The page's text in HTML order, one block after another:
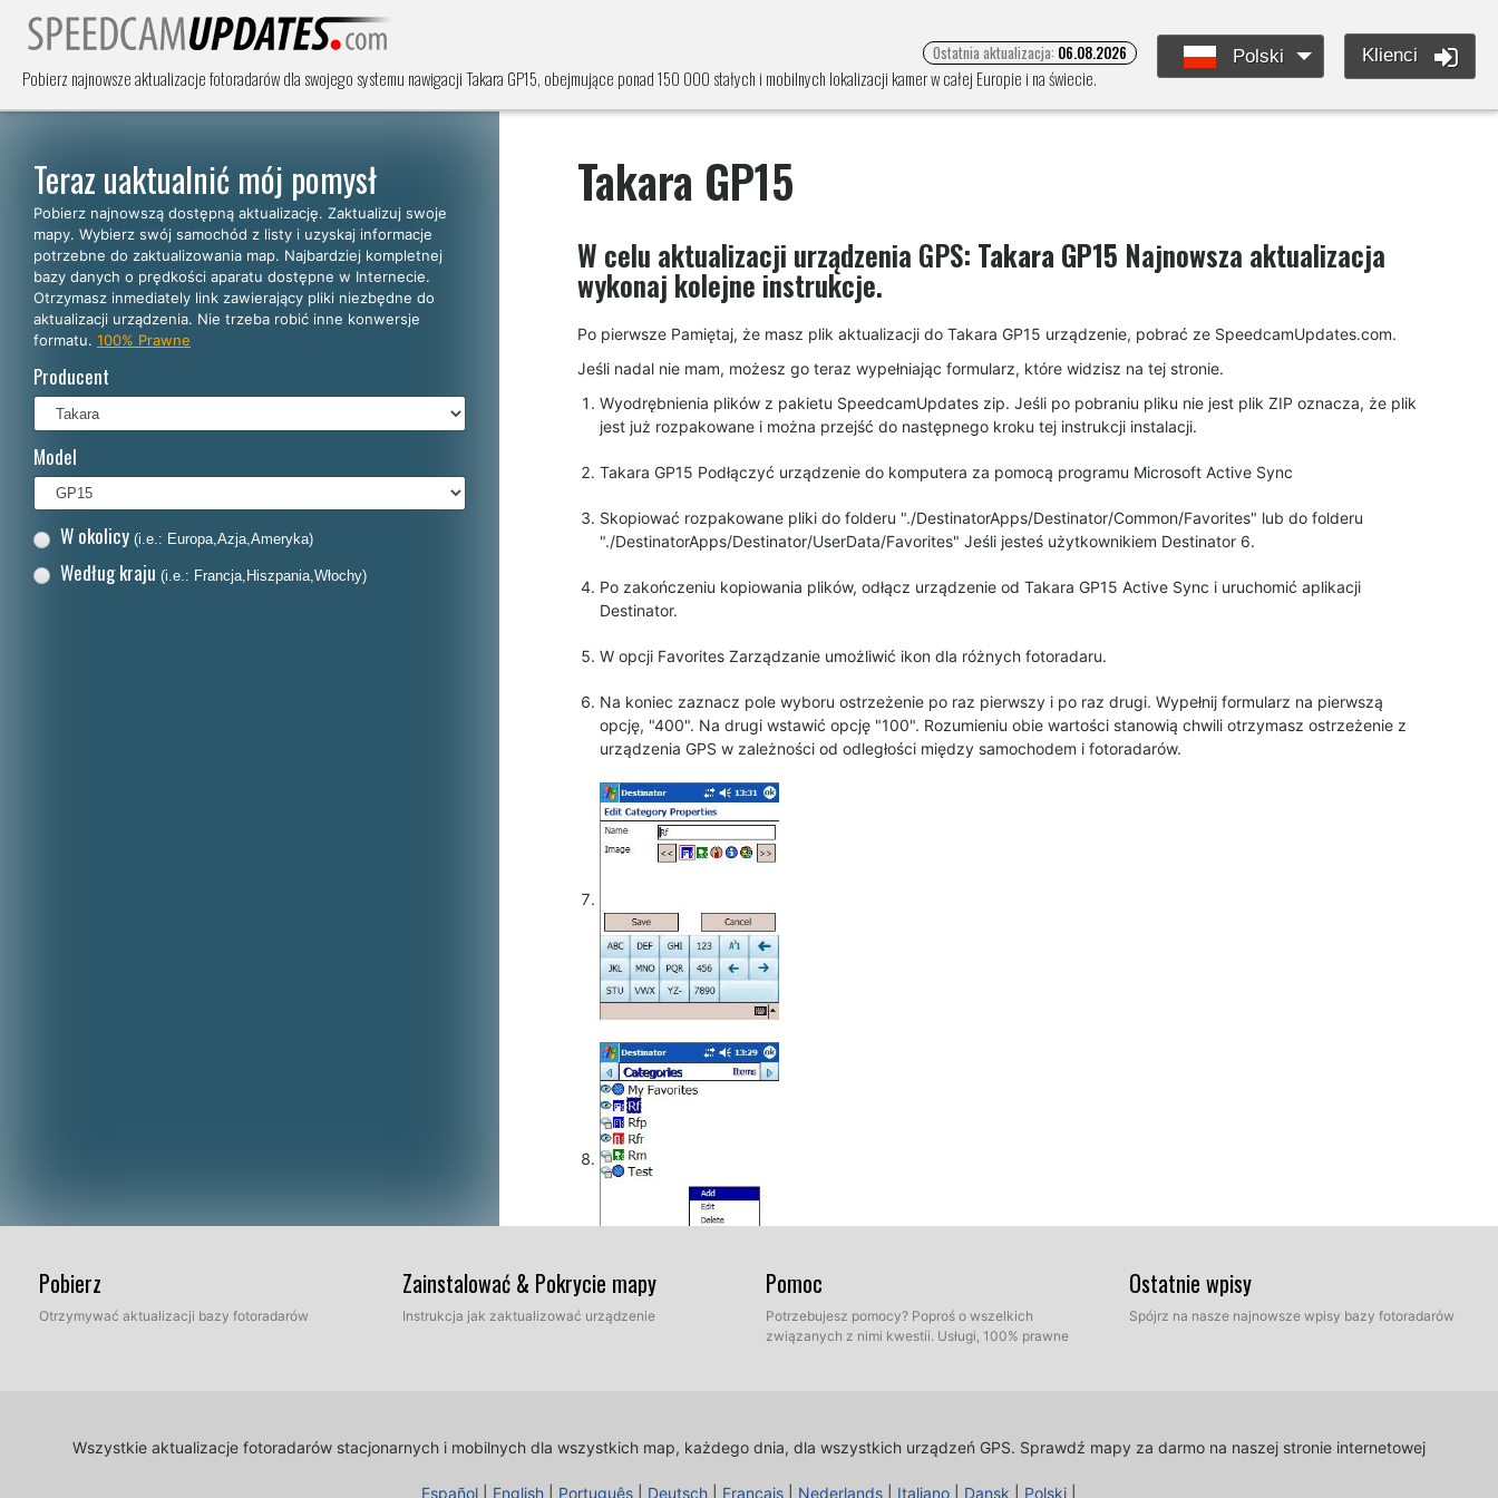
Pobierz najnowsze aktualizacje fotoradarów dla swojego systemu nawigacji Takara GP15, obejmujące ponad 150 000 stałych i mobilnych lokalizacji kamer w całej Europie i na świecie.
Ostatnia aktualizacja: 06.08.2026 Polski Klienci
Teraz uaktualnić mój pomysł
Pobierz najnowszą dostępną aktualizację. Zaktualizuj swoje
mapy. Wybierz swój samochód z listy i uzyskaj informacje
potrzebne do zaktualizowania map. Najbardziej kompletnej
bazy danych o prędkości aparatu dostępne w Internecie.
Otrzymasz inmediately link zawierający pliki niezbędne do
aktualizacji urządzenia. Nie trzeba robić inne konwersje
formatu. 100% Prawne
Producent
Model
W okolicy (i.e.: Europa,Azja,Ameryka)
Według kraju (i.e.: Francja,Hiszpania,Włochy)
Takara GP15
W celu aktualizacji urządzenia GPS: Takara GP15 Najnowsza aktualizacja
wykonaj kolejne instrukcje.
Po pierwsze Pamiętaj, że masz plik aktualizacji do Takara GP15 urządzenie, pobrać ze SpeedcamUpdates.com.
Jeśli nadal nie mam, możesz go teraz wypełniając formularz, które widzisz na tej stronie.
Wyodrębnienia plików z pakietu SpeedcamUpdates zip. Jeśli po pobraniu pliku nie jest plik ZIP oznacza, że plik
jest już rozpakowane i można przejść do następnego kroku tej instrukcji instalacji.
Takara GP15 Podłączyć urządzenie do komputera za pomocą programu Microsoft Active Sync
Skopiować rozpakowane pliki do folderu "./DestinatorApps/Destinator/Common/Favorites" lub do folderu
"./DestinatorApps/Destinator/UserData/Favorites" Jeśli jesteś użytkownikiem Destinator 6.
Po zakończeniu kopiowania plików, odłącz urządzenie od Takara GP15 Active Sync i uruchomić aplikacji
Destinator.
W opcji Favorites Zarządzanie umożliwić ikon dla różnych fotoradaru.
Na koniec zaznacz pole wyboru ostrzeżenie po raz pierwszy i po raz drugi. Wypełnij formularz na pierwszą
opcję, "400". Na drugi wstawić opcję "100". Rozumieniu obie wartości stanowią chwili otrzymasz ostrzeżenie z
urządzenia GPS w zależności od odległości między samochodem i fotoradarów.
Pobierz
Otrzymywać aktualizacji bazy fotoradarów
Zainstalować & Pokrycie mapy
Instrukcja jak zaktualizować urządzenie
Pomoc
Potrzebujesz pomocy? Poproś o wszelkich
związanych z nimi kwestii. Usługi, 100% prawne
Ostatnie wpisy
Spójrz na nasze najnowsze wpisy bazy fotoradarów
Wszystkie aktualizacje fotoradarów stacjonarnych i mobilnych dla wszystkich map, każdego dnia, dla wszystkich urządzeń GPS. Sprawdź mapy za darmo na naszej stronie internetowej
Español English Português Deutsch Français Nederlands Italiano Dansk Polski